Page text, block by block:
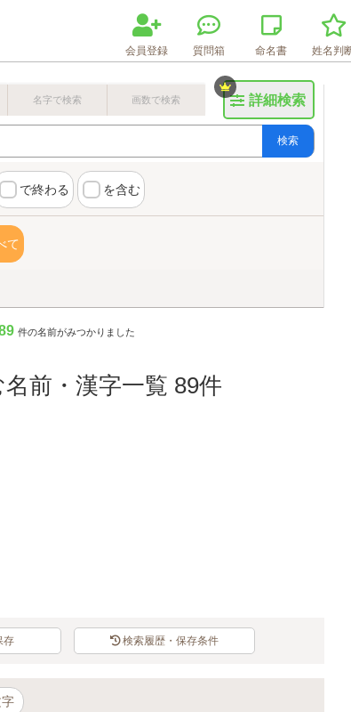
会員登録 質問箱 命名書 姓名判
詳細検索
名字で検索 画数で検索
検索
で終わる を含む
て
画数検索のヒント
件の名前がみつかりました
名前・漢字一覧 89件
存 検索履歴・保存条件